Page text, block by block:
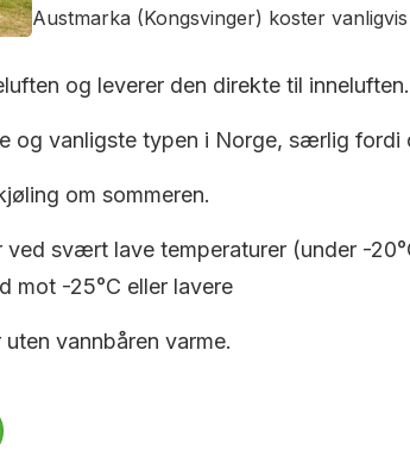
Austmarka (Kongsvinger) koster
og leverer den direkte til inneluften.
og vanligste typen i Norge, særlig
om sommeren.
ved svært lave temperaturer (under -
mot -25°C eller lavere
vannbåren varme.